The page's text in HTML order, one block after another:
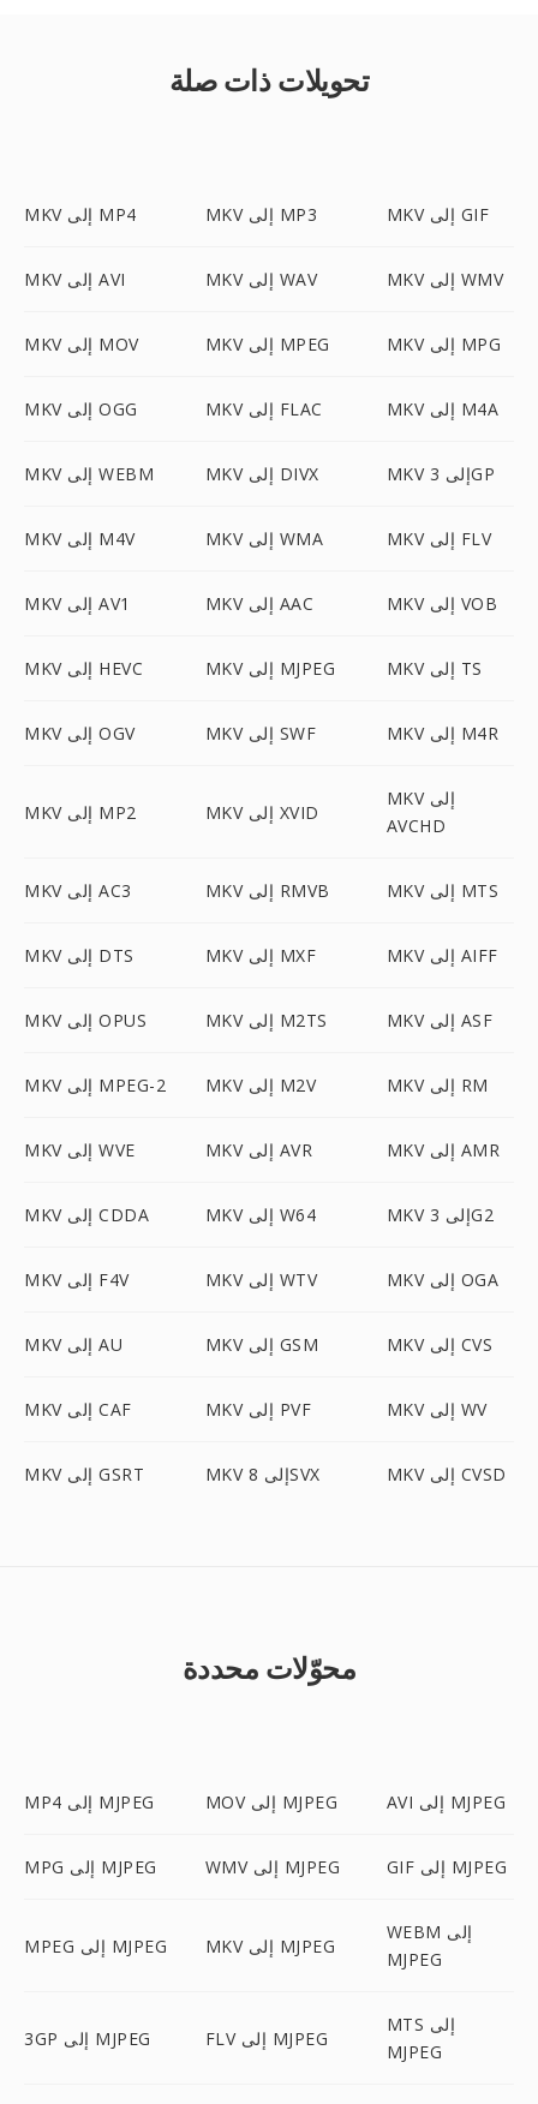
تحويلات ذات صلة
MKV إلى MP4 MKV إلى MP3 MKV إلى GIF
MKV إلى AVI MKV إلى WAV MKV إلى WMV
MKV إلى MOV MKV إلى MPEG MKV إلى MPG
MKV إلى OGG MKV إلى FLAC MKV إلى M4A
MKV إلى WEBM MKV إلى DIVX MKV إلى 3GP
MKV إلى M4V MKV إلى WMA MKV إلى FLV
MKV إلى AV1 MKV إلى AAC MKV إلى VOB
MKV إلى HEVC MKV إلى MJPEG MKV إلى TS
MKV إلى OGV MKV إلى SWF MKV إلى M4R
MKV إلى MP2 MKV إلى XVID
MKV إلى
AVCHD
MKV إلى AC3 MKV إلى RMVB MKV إلى MTS
MKV إلى DTS MKV إلى MXF MKV إلى AIFF
MKV إلى OPUS MKV إلى M2TS MKV إلى ASF
MKV إلى MPEG-2 MKV إلى M2V MKV إلى RM
MKV إلى WVE MKV إلى AVR MKV إلى AMR
MKV إلى CDDA MKV إلى W64 MKV إلى 3G2
MKV إلى F4V MKV إلى WTV MKV إلى OGA
MKV إلى AU MKV إلى GSM MKV إلى CVS
MKV إلى CAF MKV إلى PVF MKV إلى WV
MKV إلى GSRT MKV إلى 8SVX MKV إلى CVSD
محوّلات محددة
MP4 إلى MJPEG MOV إلى MJPEG AVI إلى MJPEG
MPG إلى MJPEG WMV إلى MJPEG GIF إلى MJPEG
MPEG إلى MJPEG MKV إلى MJPEG
WEBM إلى
MJPEG
3GP إلى MJPEG FLV إلى MJPEG
MTS إلى
MJPEG